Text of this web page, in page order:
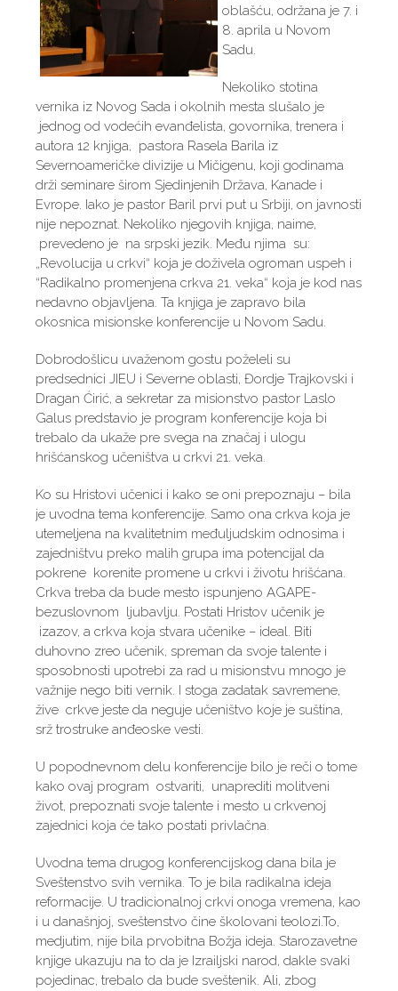
oblašću, održana je 7. i
8. aprila u Novom
Sadu.
Nekoliko stotina
vernika iz Novog Sada i okolnih mesta slušalo je
jednog od vodećih evanđelista, govornika, trenera i
autora 12 knjiga, pastora Rasela Barila iz
Severnoameričke divizije u Mičigenu, koji godinama
drži seminare širom Sjedinjenih Država, Kanade i
Evrope. Iako je pastor Baril prvi put u Srbiji, on javnosti
nije nepoznat. Nekoliko njegovih knjiga, naime,
prevedeno je na srpski jezik. Među njima su:
„Revolucija u crkvi“ koja je doživela ogroman uspeh i
“Radikalno promenjena crkva 21. veka“ koja je kod nas
nedavno objavljena. Ta knjiga je zapravo bila
okosnica misionske konferencije u Novom Sadu.
Dobrodošlicu uvaženom gostu poželeli su
predsednici JIEU i Severne oblasti, Đordje Trajkovski i
Dragan Ćirić, a sekretar za misionstvo pastor Laslo
Galus predstavio je program konferencije koja bi
trebalo da ukaže pre svega na značaj i ulogu
hrišćanskog učeništva u crkvi 21. veka.
Ko su Hristovi učenici i kako se oni prepoznaju – bila
je uvodna tema konferencije. Samo ona crkva koja je
utemeljena na kvalitetnim međuljudskim odnosima i
zajedništvu preko malih grupa ima potencijal da
pokrene korenite promene u crkvi i životu hrišćana.
Crkva treba da bude mesto ispunjeno AGAPE-
bezuslovnom ljubavlju. Postati Hristov učenik je
izazov, a crkva koja stvara učenike – ideal. Biti
duhovno zreo učenik, spreman da svoje talente i
sposobnosti upotrebi za rad u misionstvu mnogo je
važnije nego biti vernik. I stoga zadatak savremene,
žive crkve jeste da neguje učeništvo koje je suština,
srž trostruke anđeoske vesti.
U popodnevnom delu konferencije bilo je reči o tome
kako ovaj program ostvariti, unaprediti molitveni
život, prepoznati svoje talente i mesto u crkvenoj
zajednici koja će tako postati privlačna.
Uvodna tema drugog konferencijskog dana bila je
Sveštenstvo svih vernika. To je bila radikalna ideja
reformacije. U tradicionalnoj crkvi onoga vremena, kao
i u današnjoj, sveštenstvo čine školovani teolozi.To,
medjutim, nije bila prvobitna Božja ideja. Starozavetne
knjige ukazuju na to da je Izrailjski narod, dakle svaki
pojedinac, trebalo da bude sveštenik. Ali, zbog